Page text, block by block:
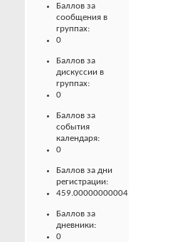
Баллов за
сообщения в
группах:
0
Баллов за
дискуссии в
группах:
0
Баллов за
события
календаря:
0
Баллов за дни
регистрации:
459.00000000004
Баллов за
дневники:
0